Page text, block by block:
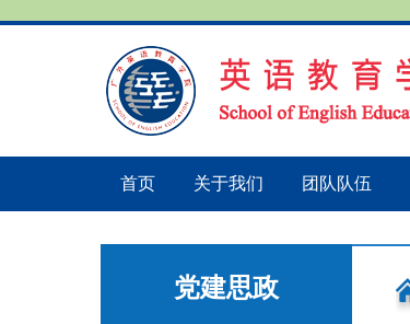
首页 关于我们 团队队伍
党建思政